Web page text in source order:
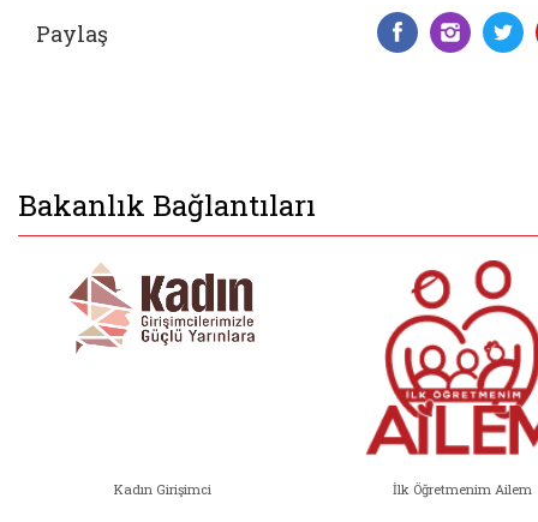
Paylaş
Bakanlık Bağlantıları
Kadın Girişimci İlk Öğretmenim Ailem